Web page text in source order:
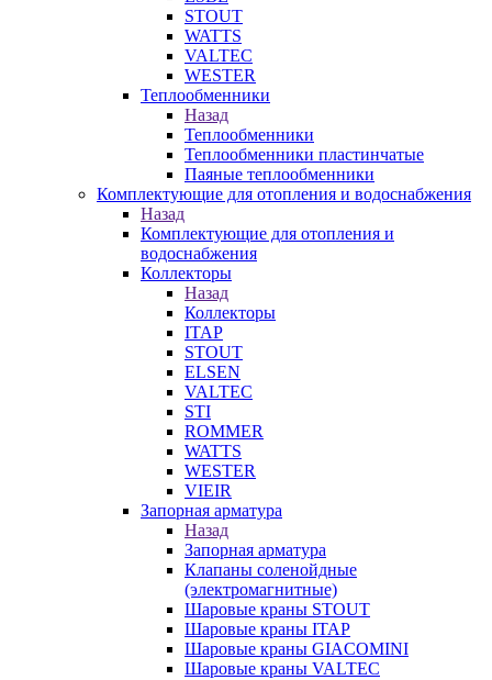
STOUT
WATTS
VALTEC
WESTER
Теплообменники
Назад
Теплообменники
Теплообменники пластинчатые
Паяные теплообменники
Комплектующие для отопления и водоснабжения
Назад
Комплектующие для отопления и
водоснабжения
Коллекторы
Назад
Коллекторы
ITAP
STOUT
ELSEN
VALTEC
STI
ROMMER
WATTS
WESTER
VIEIR
Запорная арматура
Назад
Запорная арматура
Клапаны соленойдные
(электромагнитные)
Шаровые краны STOUT
Шаровые краны ITAP
Шаровые краны GIACOMINI
Шаровые краны VALTEC